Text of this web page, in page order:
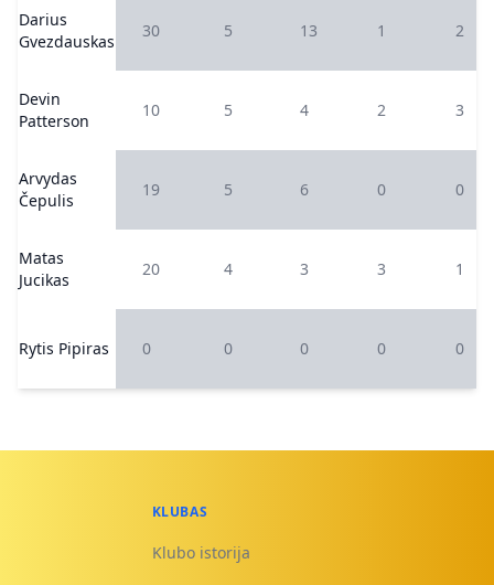
Darius
Gvezdauskas
30 5 13 1 2
Devin
Patterson
10 5 4 2 3
Arvydas
Čepulis
19 5 6 0 0
Matas
Jucikas
20 4 3 3 1
Rytis Pipiras 0 0 0 0 0
KLUBAS
Klubo istorija